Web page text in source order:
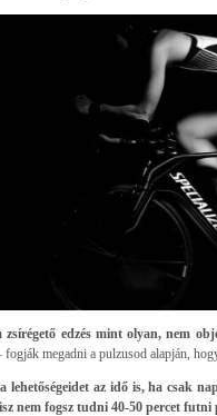
zsírégető edzés mint olyan, nem
fogják megadni a pulzusod alapján,
lehetőségeidet az idő is, ha csak
nem fogsz tudni 40-50 percet futni